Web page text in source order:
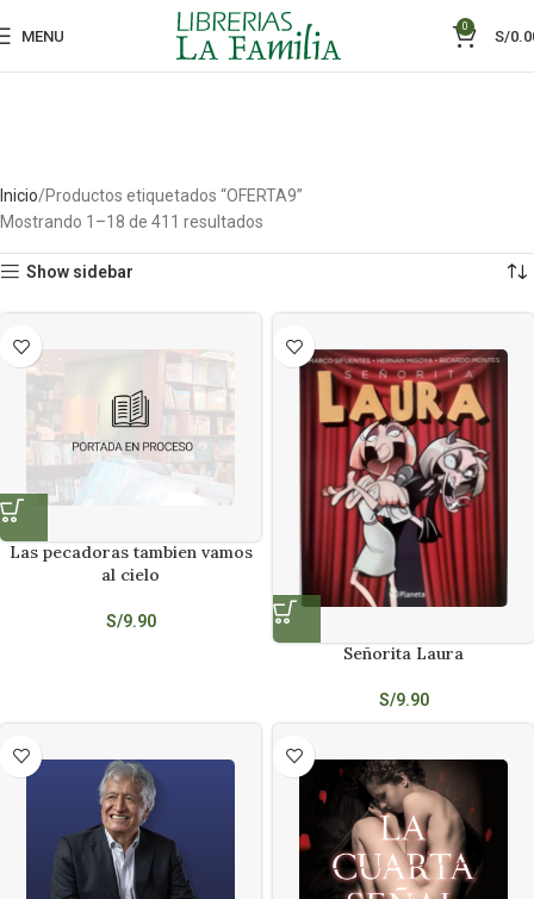
MENU
0
S/
Inicio Productos etiquetados “OFERTA9”
Mostrando 1–18 de 411 resultados
Show sidebar
Las pecadoras tambien vamos
al cielo
S/9.90
Señorita Laura
S/9.90